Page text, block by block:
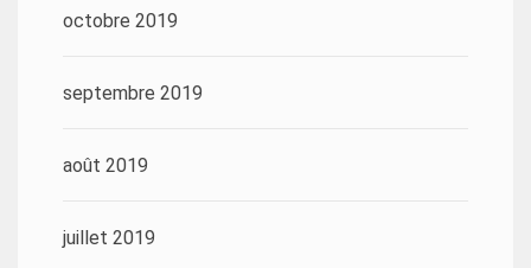
octobre 2019
septembre 2019
août 2019
juillet 2019